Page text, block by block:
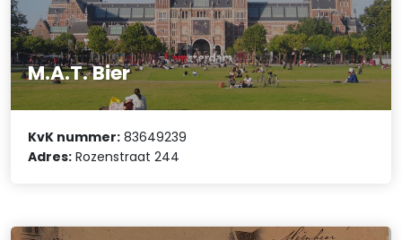
M.A.T. Bier
KvK nummer: 83649239
Adres: Rozenstraat 244